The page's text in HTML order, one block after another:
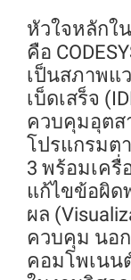
หัวใจหลักใ
คือ
เป็นสภาพแ
เบ็ดเสร็จ
ควบคุมอุตส
โปรแกรมต
3 พร้อมเครื่
แก้ไขข้อผิด
ผล
ควบคุม นอ
คอมโพเนน